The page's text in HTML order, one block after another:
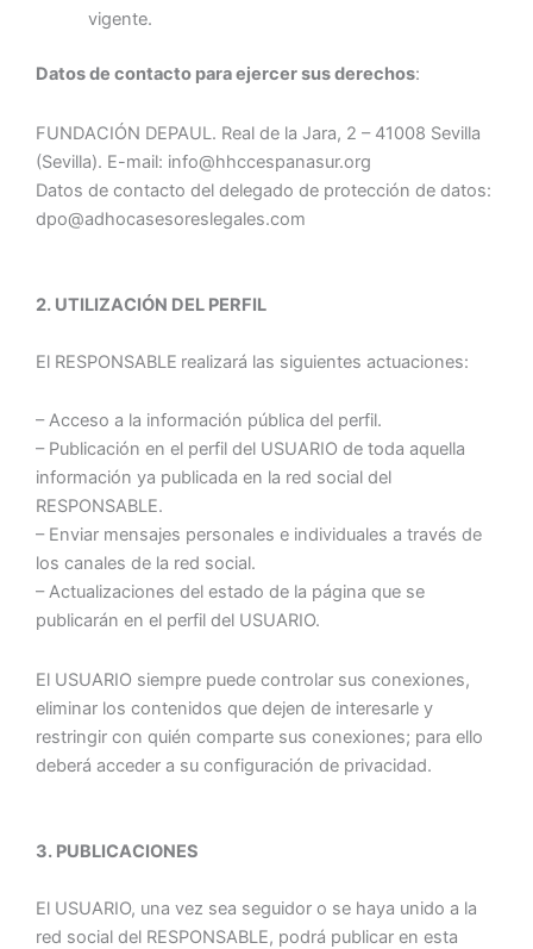
vigente.
Datos de contacto para ejercer sus derechos:
FUNDACIÓN DEPAUL. Real de la Jara, 2 – 41008 Sevilla
(Sevilla). E-mail: info@hhccespanasur.org
Datos de contacto del delegado de protección de datos:
dpo@adhocasesoreslegales.com
2. UTILIZACIÓN DEL PERFIL
El RESPONSABLE realizará las siguientes actuaciones:
– Acceso a la información pública del perfil.
– Publicación en el perfil del USUARIO de toda aquella
información ya publicada en la red social del
RESPONSABLE.
– Enviar mensajes personales e individuales a través de
los canales de la red social.
– Actualizaciones del estado de la página que se
publicarán en el perfil del USUARIO.
El USUARIO siempre puede controlar sus conexiones,
eliminar los contenidos que dejen de interesarle y
restringir con quién comparte sus conexiones; para ello
deberá acceder a su configuración de privacidad.
3. PUBLICACIONES
El USUARIO, una vez sea seguidor o se haya unido a la
red social del RESPONSABLE, podrá publicar en esta